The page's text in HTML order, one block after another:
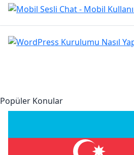
Popüler Konular